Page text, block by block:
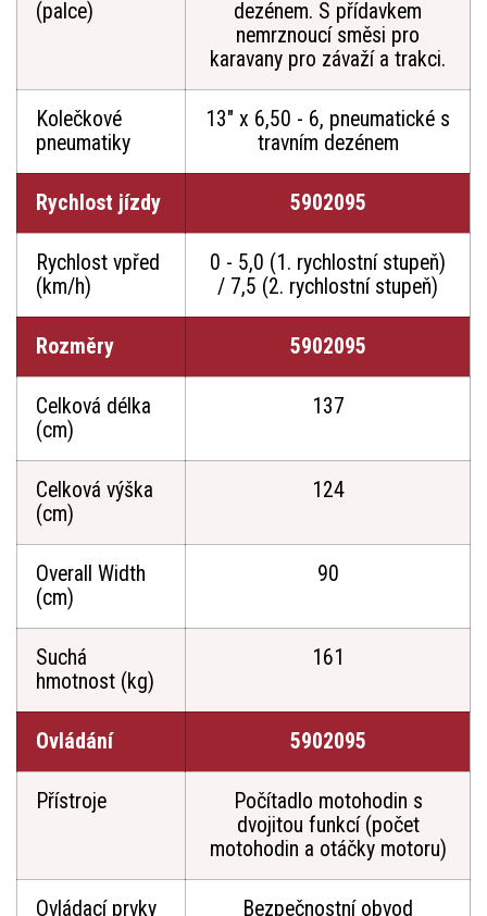
(palce)
dezénem. S přídavkem
nemrznoucí směsi pro
karavany pro závaží a trakci.
Kolečkové
pneumatiky
13" x 6,50 - 6, pneumatické s
travním dezénem
Rychlost jízdy 5902095
Rychlost vpřed
(km/h)
0 - 5,0 (1. rychlostní stupeň)
/ 7,5 (2. rychlostní stupeň)
Rozměry 5902095
Celková délka
(cm)
137
Celková výška
(cm)
124
Overall Width
(cm)
90
Suchá
hmotnost (kg)
161
Ovládání 5902095
Přístroje
Počítadlo motohodin s
dvojitou funkcí (počet
motohodin a otáčky motoru)
Ovládací prvky
Bezpečnostní obvod